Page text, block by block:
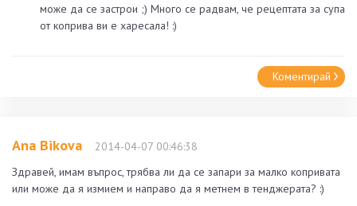
може да се застрои ;) Много се радвам, че рецептата за супа
от коприва ви е харесала! :)
Коментирай
Ana Bikova
2014-04-07 00:46:38
Здравей, имам въпрос, трябва ли да се запари за малко копривата
или може да я измием и направо да я метнем в тенджерата? :)